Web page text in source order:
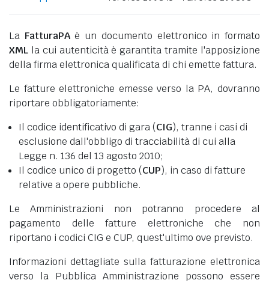
La FatturaPAè un documento elettronico in formato
XML la cui autenticità è garantita tramite l'apposizione
della firma elettronica qualificata di chi emette fattura.
Le fatture elettroniche emesse verso la PA, dovranno
riportare obbligatoriamente:
Il codice identificativo di gara (CIG), tranne i casi di
esclusione dall'obbligo di tracciabilità di cui alla
Legge n. 136 del 13 agosto 2010;
Il codice unico di progetto (CUP), in caso di fatture
relative a opere pubbliche.
Le Amministrazioni non potranno procedere al
pagamento delle fatture elettroniche che non
riportano i codici CIG e CUP, quest'ultimo ove previsto.
Informazioni dettagliate sulla fatturazione elettronica
verso la Pubblica Amministrazione possono essere